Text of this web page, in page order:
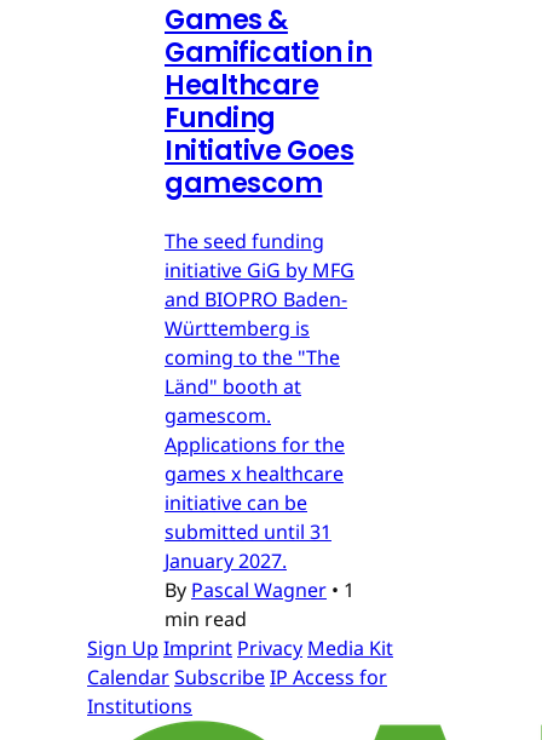
Games &
Gamification in
Healthcare
Funding
Initiative Goes
gamescom
The seed funding
initiative GiG by MFG
and BIOPRO Baden-
Württemberg is
coming to the "The
Länd" booth at
gamescom.
Applications for the
games x healthcare
initiative can be
submitted until 31
January 2027.
By Pascal Wagner • 1
min read
Sign Up Imprint Privacy Media Kit
CalendarSubscribeIP Access for
Institutions